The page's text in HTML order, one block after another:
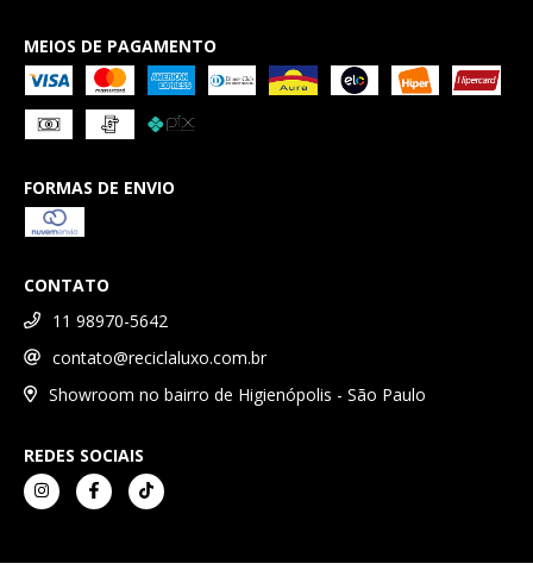
MEIOS DE PAGAMENTO
FORMAS DE ENVIO
CONTATO
11 98970-5642
contato@reciclaluxo.com.br
Showroom no bairro de Higienópolis - São Paulo
REDES SOCIAIS